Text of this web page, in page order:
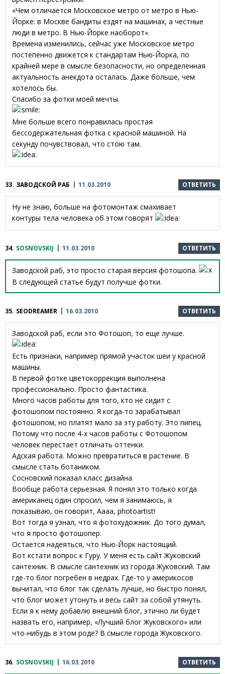
«Чем отличается Московское метро от метро в Нью-
Йорке: в Москве бандиты ездят на машинах, а честные
люди в метро. В Нью-Йорке наоборот».
Времена изменились, сейчас уже Московское метро
постепенно движется к стандартам Нью-Йорка, по
крайней мере в смысле безопасности, но определенная
актуальность анекдота осталась. Даже больше, чем
хотелось бы.
Спасибо за фотки моей мечты.
Мне больше всего понравилась простая
бессодержательная фотка с красной машиной. На
секунду почувствовал, что стою там.
33. ЗАВОДСКОЙ РАБ 11.03.2010 ОТВЕТИТЬ
Ну не знаю, больше на фотомонтаж смахивает
контуры тела человека об этом говорят
34. SOSNOVSKIJ 11.03.2010 ОТВЕТИТЬ
Заводской раб, это просто старая версия фотошопа.
В следующей статье будут получше фотки.
35. SEODREAMER 16.03.2010 ОТВЕТИТЬ
Заводской раб, если это Фотошоп, то еще лучше.
Есть признаки, например прямой участок шеи у красной
машины.
В первой фотке цветокоррекция выполнена
профессионально. Просто фантастика.
Много часов работы для того, кто не сидит с
фотошопом постоянно. Я когда-то зарабатывал
фотошопом, но платят мало за эту работу. Это пипец.
Потому что после 4-х часов работы с Фотошопом
человек перестает отличать оттенки.
Адская работа. Можно превратиться в растение. В
смысле стать ботаником.
Сосновский показал класс дизайна.
Вообще работа серьезная. Я понял это только когда
американец один спросил, чем я занимаюсь, я
показываю, он говорит, Аааа, photoartist!
Вот тогда я узнал, что я фотохудожник. До того думал,
что я просто фотошопер.
Остается надеяться, что Нью-Йорк настоящий.
Вот кстати вопрос к Гуру. У меня есть сайт Жуковский
сантехник. В смысле сантехник из города Жуковский. Там
где-то блог погребен в недрах. Где-то у америкосов
вычитал, что блог так сделать лучше, но быстро понял,
что блог может утонуть и весь сайт за собой утянуть.
Если я к нему добавлю внешний блог, этично ли будет
назвать его, например, «Лучший блог Жуковского» или
что-нибудь в этом роде? В смысле города Жуковского.
36. SOSNOVSKIJ 16.03.2010 ОТВЕТИТЬ